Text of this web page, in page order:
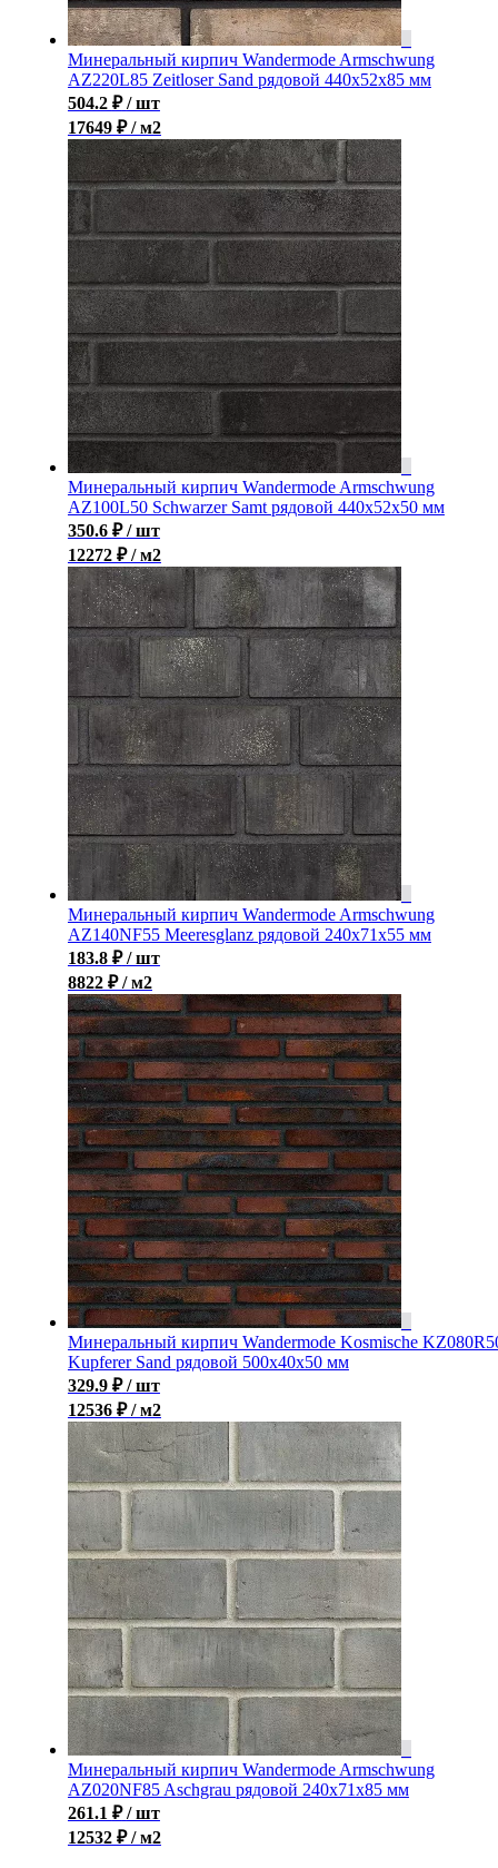
Минеральный кирпич Wandermode Armschwung
AZ220L85 Zeitloser Sand рядовой 440x52x85 мм
504.2 ₽ / шт
17649 ₽ / м2
Минеральный кирпич Wandermode Armschwung
AZ100L50 Schwarzer Samt рядовой 440x52x50 мм
350.6 ₽ / шт
12272 ₽ / м2
Минеральный кирпич Wandermode Armschwung
AZ140NF55 Meeresglanz рядовой 240x71x55 мм
183.8 ₽ / шт
8822 ₽ / м2
Минеральный кирпич Wandermode Kosmische
Kupferer Sand рядовой 500x40x50 мм
329.9 ₽ / шт
12536 ₽ / м2
Минеральный кирпич Wandermode Armschwung
AZ020NF85 Aschgrau рядовой 240x71x85 мм
261.1 ₽ / шт
12532 ₽ / м2